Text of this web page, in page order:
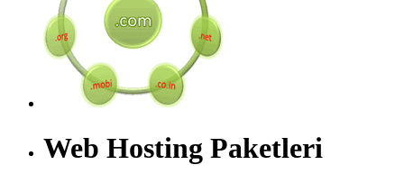
Web Hosting Paketleri